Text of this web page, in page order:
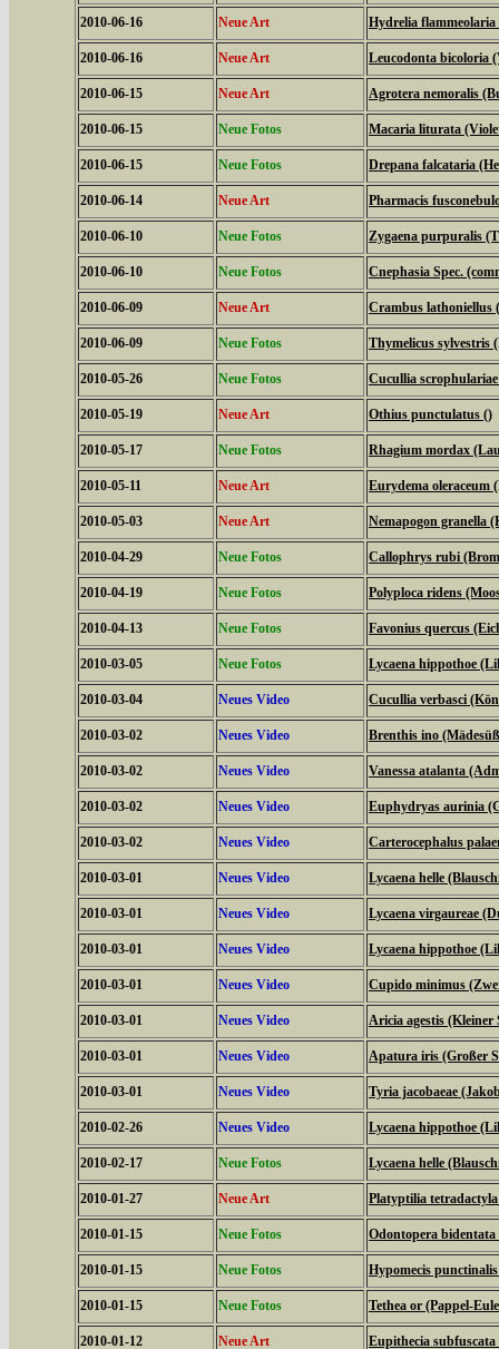
2010-06-16 Neue Art Hydrelia
2010-06-16 Neue Art Leucodonta bicoloria
2010-06-15 Neue Art Agrotera nemoralis
2010-06-15 Neue Fotos Macaria liturata
2010-06-15 Neue Fotos Drepana falcataria
2010-06-14 Neue Art Pharmacis
2010-06-10 Neue Fotos Zygaena purpuralis
2010-06-10 Neue Fotos Cnephasia Spec.
2010-06-09 Neue Art Crambus lathoniellus
2010-06-09 Neue Fotos Thymelicus
2010-05-26 Neue Fotos Cucullia
2010-05-19 Neue Art Othius punctulatus ()
2010-05-17 Neue Fotos Rhagium mordax
2010-05-11 Neue Art Eurydema oleraceum
2010-05-03 Neue Art Nemapogon granella
2010-04-29 Neue Fotos Callophrys rubi
2010-04-19 Neue Fotos Polyploca ridens
2010-04-13 Neue Fotos Favonius quercus
2010-03-05 Neue Fotos Lycaena hippothoe
2010-03-04 Neues Video Cucullia verbasci
2010-03-02 Neues Video Brenthis ino
2010-03-02 Neues Video Vanessa atalanta
2010-03-02 Neues Video Euphydryas aurinia
2010-03-02 Neues Video Carterocephalus
2010-03-01 Neues Video Lycaena helle
2010-03-01 Neues Video Lycaena virgaureae
2010-03-01 Neues Video Lycaena hippothoe
2010-03-01 Neues Video Cupido minimus
2010-03-01 Neues Video Aricia agestis (Kleiner
2010-03-01 Neues Video Apatura iris (Großer
2010-03-01 Neues Video Tyria jacobaeae
2010-02-26 Neues Video Lycaena hippothoe
2010-02-17 Neue Fotos Lycaena helle
2010-01-27 Neue Art Platyptilia
2010-01-15 Neue Fotos Odontopera
2010-01-15 Neue Fotos Hypomecis
2010-01-15 Neue Fotos Tethea or (Pappel-
2010-01-12 Neue Art Eupithecia